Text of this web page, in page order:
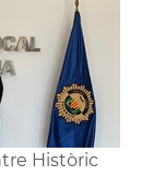
Històric